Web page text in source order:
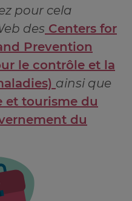
pour cela
des Centers for
Prevention
le contrôle et la
ainsi que
et tourisme du
du